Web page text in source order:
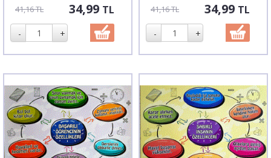
41,16 TL 34,99 TL 41,16 TL 34,99 TL